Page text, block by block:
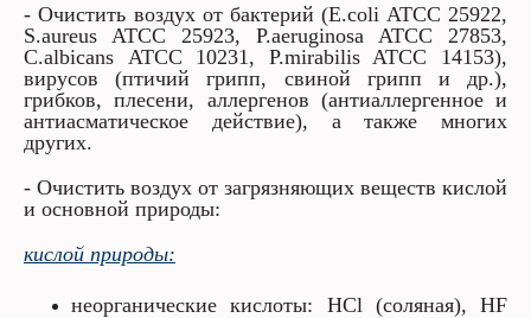
- Очистить воздух от бактерий (E.coli ATCC 25922,
S.aureus ATCC 25923, P.aeruginosa ATCC 27853,
C.albicans АТСС 10231, P.mirabilis ATCC 14153),
вирусов (птичий грипп, свиной грипп и др.),
грибков, плесени, аллергенов (антиаллергенное и
антиасматическое действие), а также многих
других.
- Очистить воздух от загрязняющих веществ кислой
и основной природы:
кислой природы:
неорганические кислоты: HCl (соляная), HF